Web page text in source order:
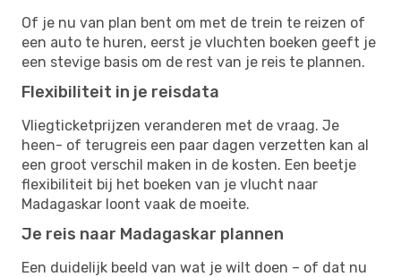
Of je nu van plan bent om met de trein te reizen of
een auto te huren, eerst je vluchten boeken geeft je
een stevige basis om de rest van je reis te plannen.
Flexibiliteit in je reisdata
Vliegticketprijzen veranderen met de vraag. Je
heen- of terugreis een paar dagen verzetten kan al
een groot verschil maken in de kosten. Een beetje
flexibiliteit bij het boeken van je vlucht naar
Madagaskar loont vaak de moeite.
Je reis naar Madagaskar plannen
Een duidelijk beeld van wat je wilt doen – of dat nu